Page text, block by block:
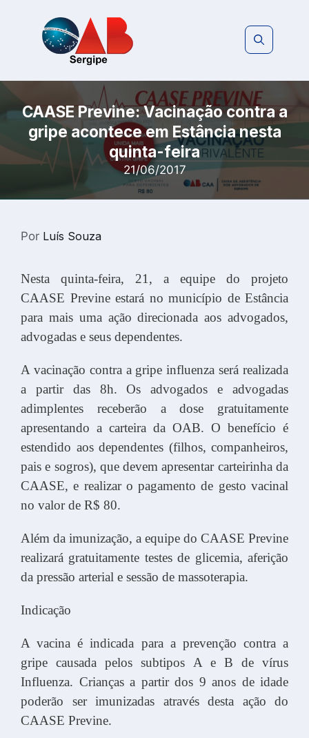
CAASE Previne: Vacinação contra a
gripe acontece em Estância nesta
quinta-feira
21/06/2017
Por Luís Souza
Nesta quinta-feira, 21, a equipe do projeto
CAASE Previne estará no município de Estância
para mais uma ação direcionada aos advogados,
advogadas e seus dependentes.
A vacinação contra a gripe influenza será realizada
a partir das 8h. Os advogados e advogadas
adimplentes receberão a dose gratuitamente
apresentando a carteira da OAB. O benefício é
estendido aos dependentes (filhos, companheiros,
pais e sogros), que devem apresentar carteirinha da
CAASE, e realizar o pagamento de gesto vacinal
no valor de R$ 80.
Além da imunização, a equipe do CAASE Previne
realizará gratuitamente testes de glicemia, aferição
da pressão arterial e sessão de massoterapia.
Indicação
A vacina é indicada para a prevenção contra a
gripe causada pelos subtipos A e B de vírus
Influenza. Crianças a partir dos 9 anos de idade
poderão ser imunizadas através desta ação do
CAASE Previne.